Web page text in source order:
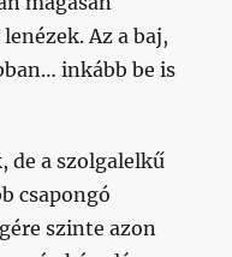
Az a baj,
inkább be is
de a szolgalelkű
csapongó
szinte azon